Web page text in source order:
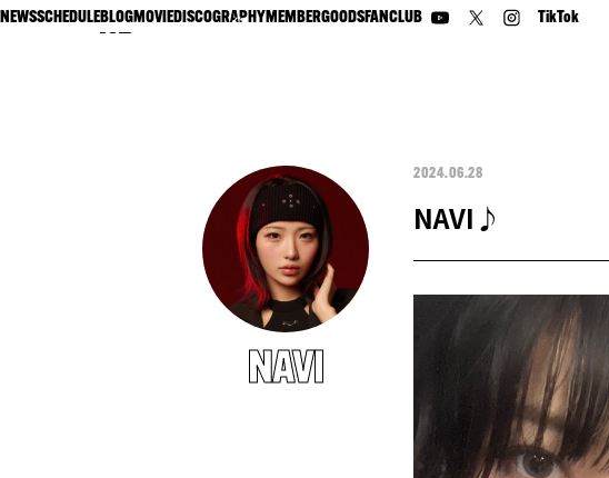
NEWSSCHEDULEBLOGMOVIE DISCOGRAPHYMEMBERGOODS FANCLUB TikTok
2024.06.28
NAVI♪
NAVI